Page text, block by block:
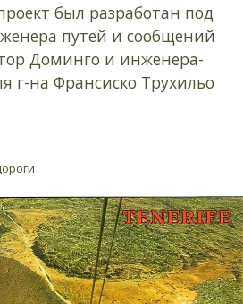
был разработан под
путей и сообщений
Доминго и инженера-
г-на Франсиско Трухильо